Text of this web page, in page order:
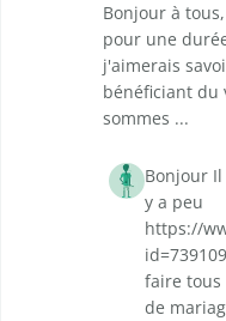
Bonjour à
pour une
j'aimerais
bénéficiant du
sommes ...
Bonjour
y a peu
https://
faire tous
de